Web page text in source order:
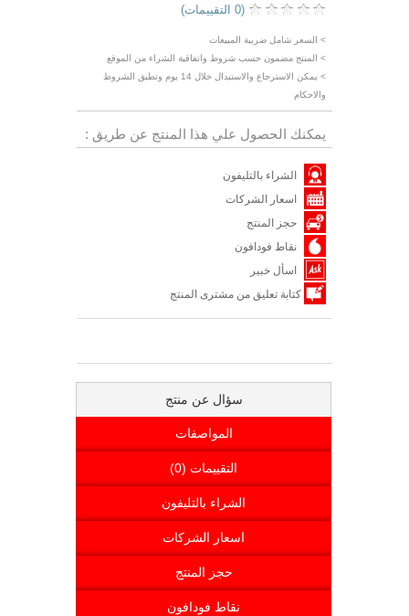
(0 التقييمات)
> السعر شامل ضريبة المبيعات
> المنتج مضمون حسب شروط واتفاقية الشراء من الموقع
> يمكن الاسترجاع والاستبدال خلال 14 يوم وتطبق الشروط
والاحكام
يمكنك الحصول علي هذا المنتج عن طريق :
الشراء بالتليفون
اسعار الشركات
حجز المنتج
نقاط فودافون
اسأل خبير
كتابة تعليق من مشترى المنتج
سؤال عن منتج
المواصفات
التقييمات (0)
الشراء بالتليفون
اسعار الشركات
حجز المنتج
نقاط فودافون